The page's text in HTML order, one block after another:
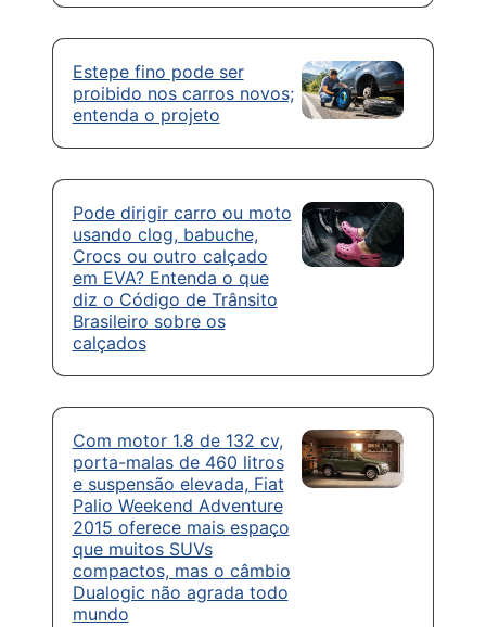
Estepe fino pode ser
proibido nos carros novos;
entenda o projeto
Pode dirigir carro ou moto
usando clog, babuche,
Crocs ou outro calçado
em EVA? Entenda o que
diz o Código de Trânsito
Brasileiro sobre os
calçados
Com motor 1.8 de 132 cv,
porta-malas de 460 litros
e suspensão elevada, Fiat
Palio Weekend Adventure
2015 oferece mais espaço
que muitos SUVs
compactos, mas o câmbio
Dualogic não agrada todo
mundo